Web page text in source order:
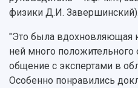
Архив
Фирменный стиль
Устойчивое развитие
Видеолекции
Противодействие
Конкурсы научных
Областной конкурс
Отчеты о научно-
деятельности
Журналы Самарского
Научные
физики Д.И. Завершинский).
"Это была вдохновляющая
ней много положительного
общение с экспертами в
Особенно понравились